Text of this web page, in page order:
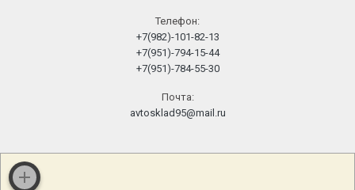
Телефон:
+7(982)-101-82-13
+7(951)-794-15-44
+7(951)-784-55-30
Почта:
avtosklad95@mail.ru